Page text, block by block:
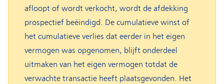
afloopt of wordt verkocht, wordt de afdekking
prospectief beëindigd. De cumulatieve winst of
het cumulatieve verlies dat eerder in het eigen
vermogen was opgenomen, blijft onderdeel
uitmaken van het eigen vermogen totdat de
verwachte transactie heeft plaatsgevonden. Het